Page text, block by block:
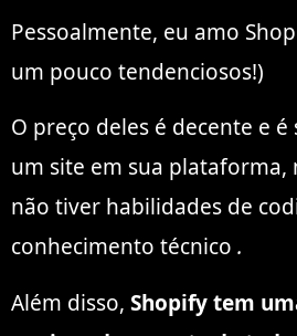
Pessoalmente, eu amo
um pouco tendenciosos!)
O preço deles é decente e
um site em sua plataforma,
não tiver habilidades de
conhecimento técnico .
Além disso, Shopify tem